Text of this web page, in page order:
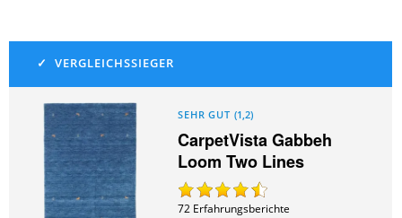
SEHR GUT (1,2)
CarpetVista Gabbeh
Loom Two Lines
72 Erfahrungsberichte